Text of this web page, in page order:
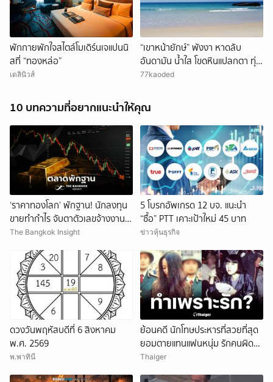
พักกายพักใจสไตล์โมเดิร์นเจแปนนิ
สที่ “ทองหล่อ”
เดลินิวส์
“เขาหน้ายักษ์” พังงา หาดลับ
อันดามัน น้ำใส โขดหินแปลกตา ทุ่ง
เสม็ดสีทอง ชวนสัมผัสธรรมชาติ
77kaoded
10 บทความที่อยากแนะนำให้คุณ
‘ราคาทองโลก’ พักฐาน! นักลงทุน
ขายทำกำไร จับตาตัวเลขจ้างงาน
สหรัฐ
The Bangkok Insight
5 โบรกอัพเกรด 12 บจ. แนะนำ
“ซื้อ” PTT เคาะเป้าใหม่ 45 บาท
ข่าวหุ้นธุรกิจ
ดวงวันพฤหัสบดีที่ 6 สิงหาคม
พ.ศ. 2569
พ.พาทินี
ย้อนคดี นักโทษประหารที่สวยที่สุด
ยอมตายแทนแฟนหนุ่ม รักคนผิด
ชีวิตดิ่งเหว
Thaiger